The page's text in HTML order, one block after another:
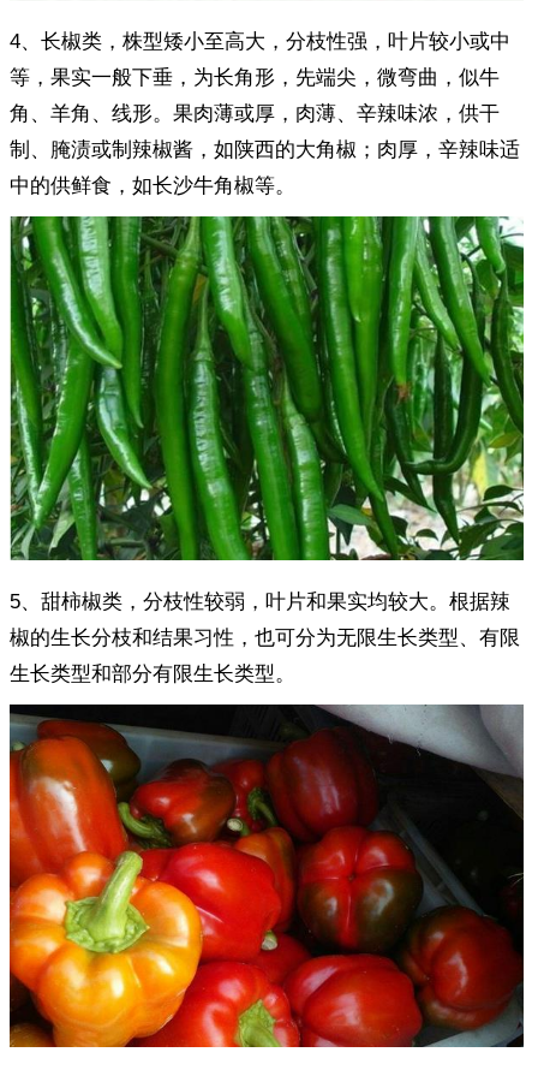
4、长椒类，株型矮小至高大，分枝性强，叶片较小或中
等，果实一般下垂，为长角形，先端尖，微弯曲，似牛
角、羊角、线形。果肉薄或厚，肉薄、辛辣味浓，供干
制、腌渍或制辣椒酱，如陕西的大角椒；肉厚，辛辣味适
中的供鲜食，如长沙牛角椒等。
5、甜柿椒类，分枝性较弱，叶片和果实均较大。根据辣
椒的生长分枝和结果习性，也可分为无限生长类型、有限
生长类型和部分有限生长类型。